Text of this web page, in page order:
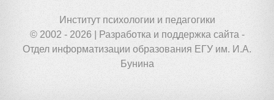
Институт психологии и педагогики
© 2002 - 2026 | Разработка и поддержка сайта -
Отдел информатизации образования ЕГУ им. И.А.
Бунина